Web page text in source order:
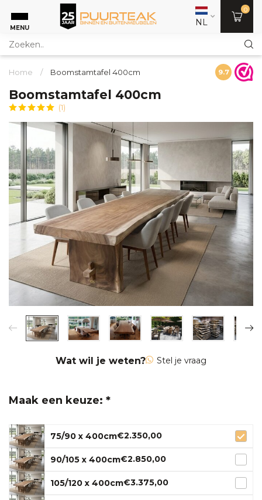
MENU NL
0
Home / Boomstamtafel 400cm 9.7
Boomstamtafel 400cm
(1)
Wat wil je weten? Stel je vraag
Maak een keuze: *
75/90 x 400cm€2.350,00
90/105 x 400cm€2.850,00
105/120 x 400cm€3.375,00